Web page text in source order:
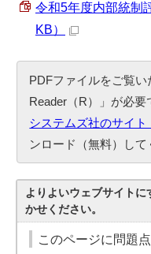
令和5年度内部統制
KB）
PDFファイルをご覧い
Reader（R）」が必
システムズ社のサイ
ンロード（無料）して
よりよいウェブサイト
かせください。
このページに問題